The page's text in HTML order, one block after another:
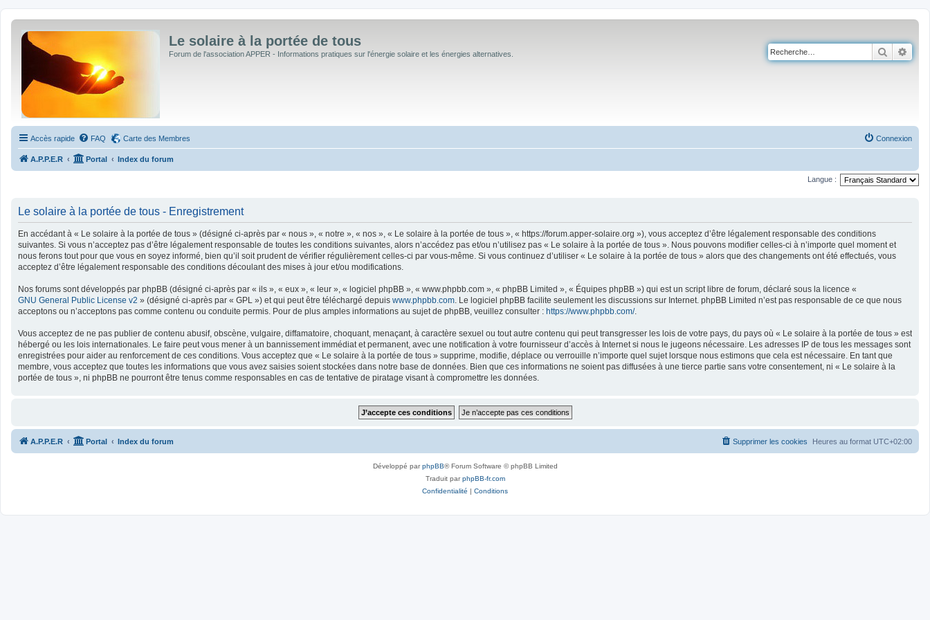
Le solaire à la portée de tous
Forum de l'association APPER - Informations pratiques sur l'énergie solaire et les énergies alternatives.
Accès rapide FAQ Carte des Membres Connexion
A.P.P.E.R Portal Index du forum
Langue :
Le solaire à la portée de tous - Enregistrement
En accédant à « Le solaire à la portée de tous » (désigné ci-après par « nous », « notre », « nos », « Le solaire à la portée de tous », « https://forum.apper-solaire.org »), vous acceptez d’être légalement responsable des conditions
suivantes. Si vous n’acceptez pas d’être légalement responsable de toutes les conditions suivantes, alors n’accédez pas et/ou n’utilisez pas « Le solaire à la portée de tous ». Nous pouvons modifier celles-ci à n’importe quel moment et
nous ferons tout pour que vous en soyez informé, bien qu’il soit prudent de vérifier régulièrement celles-ci par vous-même. Si vous continuez d’utiliser « Le solaire à la portée de tous » alors que des changements ont été effectués, vous
acceptez d’être légalement responsable des conditions découlant des mises à jour et/ou modifications.
Nos forums sont développés par phpBB (désigné ci-après par « ils », « eux », « leur », « logiciel phpBB », « www.phpbb.com », « phpBB Limited », « Équipes phpBB ») qui est un script libre de forum, déclaré sous la licence «
GNU General Public License v2 » (désigné ci-après par « GPL ») et qui peut être téléchargé depuis www.phpbb.com . Le logiciel phpBB facilite seulement les discussions sur Internet. phpBB Limited n’est pas responsable de ce que nous
acceptons ou n’acceptons pas comme contenu ou conduite permis. Pour de plus amples informations au sujet de phpBB, veuillez consulter : https://www.phpbb.com/.
Vous acceptez de ne pas publier de contenu abusif, obscène, vulgaire, diffamatoire, choquant, menaçant, à caractère sexuel ou tout autre contenu qui peut transgresser les lois de votre pays, du pays où « Le solaire à la portée de tous » est
hébergé ou les lois internationales. Le faire peut vous mener à un bannissement immédiat et permanent, avec une notification à votre fournisseur d’accès à Internet si nous le jugeons nécessaire. Les adresses IP de tous les messages sont
enregistrées pour aider au renforcement de ces conditions. Vous acceptez que « Le solaire à la portée de tous » supprime, modifie, déplace ou verrouille n’importe quel sujet lorsque nous estimons que cela est nécessaire. En tant que
membre, vous acceptez que toutes les informations que vous avez saisies soient stockées dans notre base de données. Bien que ces informations ne soient pas diffusées à une tierce partie sans votre consentement, ni « Le solaire à la
portée de tous », ni phpBB ne pourront être tenus comme responsables en cas de tentative de piratage visant à compromettre les données.
A.P.P.E.R Portal Index du forum Heures au format UTC+02:00
Supprimer les cookies
Développé parphpBB® Forum Software © phpBB Limited
Traduit parphpBB-fr.com
Confidentialité | Conditions